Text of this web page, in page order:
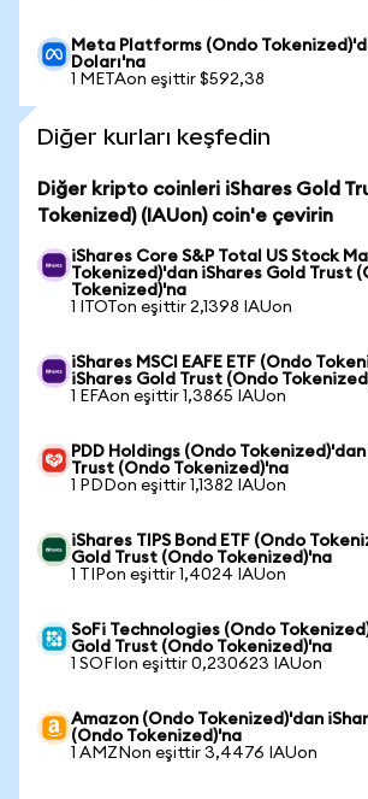
Meta Platforms (Ondo
Doları'na
1 METAon eşittir $592,38
Diğer kurları keşfedin
Diğer kripto coinleri iShares Gold
Tokenized) (IAUon) coin'e çevirin
iShares Core S&P Total US Stock
Tokenized)'dan iShares Gold Trust
Tokenized)'na
1 ITOTon eşittir 2,1398 IAUon
iShares MSCI EAFE ETF (Ondo
iShares Gold Trust (Ondo
1 EFAon eşittir 1,3865 IAUon
PDD Holdings (Ondo
Trust (Ondo Tokenized)'na
1 PDDon eşittir 1,1382 IAUon
iShares TIPS Bond ETF (Ondo
Gold Trust (Ondo Tokenized)'na
1 TIPon eşittir 1,4024 IAUon
SoFi Technologies (Ondo
Gold Trust (Ondo Tokenized)'na
1 SOFIon eşittir 0,230623 IAUon
Amazon (Ondo Tokenized)'dan
(Ondo Tokenized)'na
1 AMZNon eşittir 3,4476 IAUon